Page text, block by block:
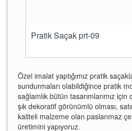
Pratik Saçak prt-09
Özel imalat yaptığımız pratik
sundurmaları olabildiğince pratik
sağlamlık bütün tasarımlarımız
şık dekoratif görünümlü olması,
kaliteli malzeme olan paslanmaz
üretimini yapıyoruz.